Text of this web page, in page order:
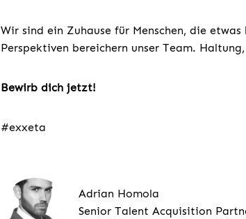
Wir sind ein Zuhause für Menschen, die
Perspektiven bereichern unser Team.
Bewirb dich jetzt!
#exxeta
Adrian Homola
Senior Talent Acquisition